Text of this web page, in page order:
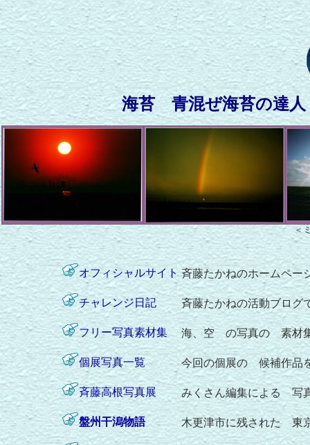
海苔 青混ぜ海苔の達人
＜
オフィシャルサイト 斉藤たかねのホームペー
チャレンジ日記 斉藤たかねの活動ブログ
フリー写真素材集 海、空 の写真の 素材
個展写真一覧 今回の個展の 候補作品
斉藤高根写真展 みくさん編集による 写
盤州干潟物語 木更津市に残された 東